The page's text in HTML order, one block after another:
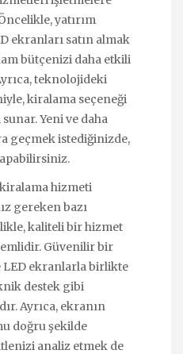
yatırım
ekranları satın almak
bütçenizi daha etkili
teknolojideki
kiralama seçeneği
Yeni ve daha
geçmek istediğinizde,
hizmeti
gereken bazı
kaliteli bir hizmet
Güvenilir bir
ekranlarla birlikte
destek gibi
Ayrıca, ekranın
doğru şekilde
analiz etmek de